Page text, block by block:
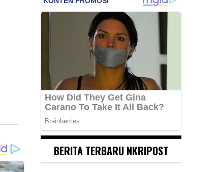
BERITA TERBARU NKRIPOST